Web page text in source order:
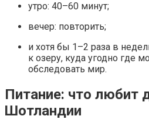
утро: 40–60 минут;
вечер: повторить;
и хотя бы 1–2 раза в
к озеру, куда угодно где
обследовать мир.
Питание: что любит
Шотландии